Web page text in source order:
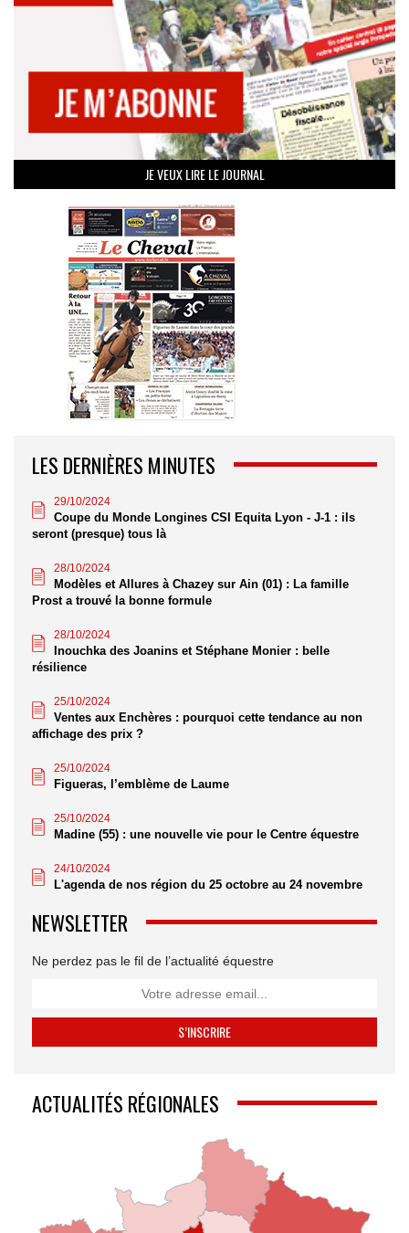
JE VEUX LIRE LE JOURNAL
LES DERNIÈRES MINUTES
29/10/2024
Coupe du Monde Longines CSI Equita Lyon - J-1 : ils
seront (presque) tous là
28/10/2024
Modèles et Allures à Chazey sur Ain (01) : La famille
Prost a trouvé la bonne formule
28/10/2024
Inouchka des Joanins et Stéphane Monier : belle
résilience
25/10/2024
Ventes aux Enchères : pourquoi cette tendance au non
affichage des prix ?
25/10/2024
Figueras, l’emblème de Laume
25/10/2024
Madine (55) : une nouvelle vie pour le Centre équestre
24/10/2024
L'agenda de nos région du 25 octobre au 24 novembre
NEWSLETTER
Ne perdez pas le fil de l’actualité équestre
ACTUALITÉS RÉGIONALES